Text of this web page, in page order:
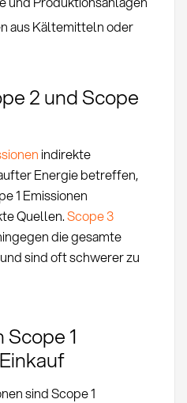
aus Kältemitteln oder
2 und Scope
indirekte
Energie betreffen,
1 Emissionen
Quellen.Scope 3
die gesamte
sind oft schwerer zu
1
sind Scope 1